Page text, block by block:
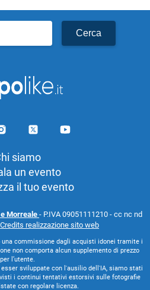
siamo
un evento
il tuo evento
Morreale - P.IVA 09051111210 - cc nc nd
Credits realizzazione sito web
una commissione dagli acquisti idonei tramite i
non comporta alcun supplemento di prezzo
per l’utente.
sviluppate con l'ausilio dell'IA, siamo stati
i continui tentativi estorsivi sulle fotografie
con regolare licenza.